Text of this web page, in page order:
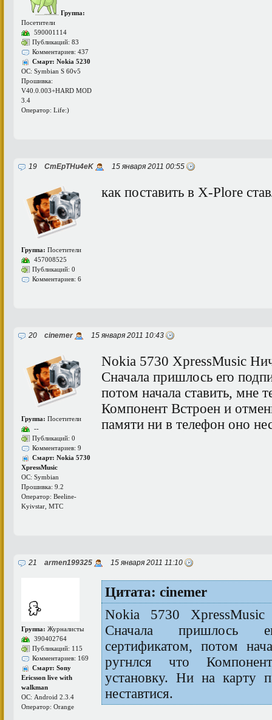
Группа:
Посетители
590001114
Публикаций: 83
Комментариев: 437
Смарт: Nokia 5230
ОС: Symbian S 60v5
Прошивка:
V40.0.003+HARD MOD
3.4
Оператор: Life:)
19 CmEpTHu4eK 15 января 2011 00:55
Группа: Посетители
457008525
Публикаций: 0
Комментариев: 6
как поставить в X-Plore
20 cinemer 15 января 2011 10:43
Группа: Посетители
--
Публикаций: 0
Комментариев: 9
Смарт: Nokia 5730
XpressMusic
ОС: Symbian
Прошивка: 9.2
Оператор: Beeline-
Kyivstar, МТС
Nokia 5730 XpressMusic
Сначала пришлось его
потом начала ставить, мне
Компонент Встроен и
памяти ни в телефон оно
21 armen199325 15 января 2011 11:10
Группа: Журналисты
390402764
Публикаций: 115
Комментариев: 169
Смарт: Sony
Ericsson live with
walkman
ОС: Android 2.3.4
Оператор: Orange
Цитата: cinemer
Nokia 5730
Сначала пришлось
сертификатом, потом
ругнлся что
установку. Ни на карту
неставтися.